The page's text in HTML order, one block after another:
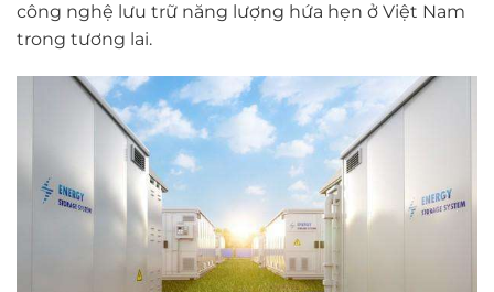
công nghệ lưu trữ năng lượng hứa hẹn ở Việt Nam
trong tương lai.